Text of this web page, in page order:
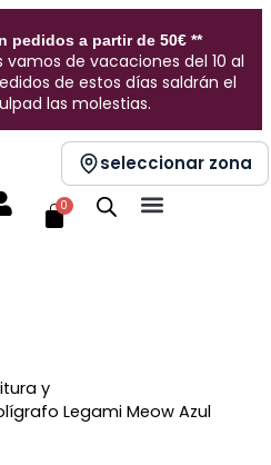
pedidos a partir de 50€ **
vamos de vacaciones del 10 al
de estos días saldrán el
las molestias.
seleccionar zona
0
Carrito
y
Legami Meow Azul